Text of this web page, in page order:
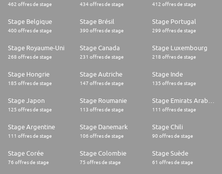
462 offres de stage 434 offres de stage 412 offres de stage
Stage Belgique
400 offres de stage
Stage Brésil
390 offres de stage
Stage Portugal
299 offres de stage
Stage Royaume-Uni
268 offres de stage
Stage Canada
231 offres de stage
Stage Luxembourg
218 offres de stage
Stage Hongrie
185 offres de stage
Stage Autriche
147 offres de stage
Stage Inde
135 offres de stage
Stage Japon
125 offres de stage
Stage Roumanie
113 offres de stage 111 offres de stage
Stage Argentine
111 offres de stage
Stage Danemark
106 offres de stage
Stage Chili
90 offres de stage
Stage Corée
76 offres de stage
Stage Colombie
75 offres de stage
Stage Suède
61 offres de stage